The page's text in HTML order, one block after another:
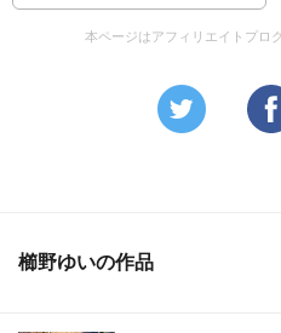
本ページはアフィリエイトプロ
櫛野ゆいの作品